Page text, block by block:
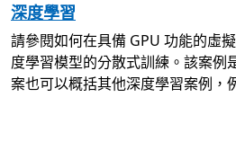
深度學習
請參閱如何在具備 GPU 功能的虛
度學習模型的分散式訓練。該案例
案也可以概括其他深度學習案例，